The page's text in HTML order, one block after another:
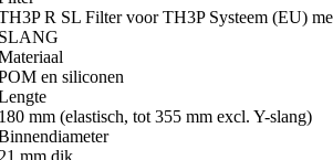
R SL Filter voor TH3P Systeem (EU)
en siliconen
mm (elastisch, tot 355 mm excl. Y-slang)
mm dik